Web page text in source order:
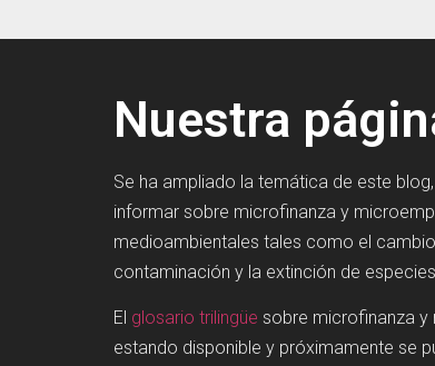
Nuestra
Se ha ampliado la temática de este
informar sobre microfinanza y
medioambientales tales como el
contaminación y la extinción de
El glosario trilingüe sobre microfinanza y
estando disponible y próximamente se